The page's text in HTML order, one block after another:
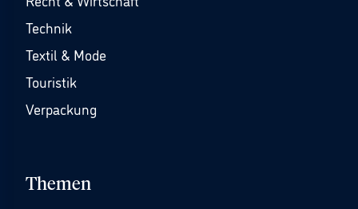
Technik
Textil & Mode
Touristik
Verpackung
Themen